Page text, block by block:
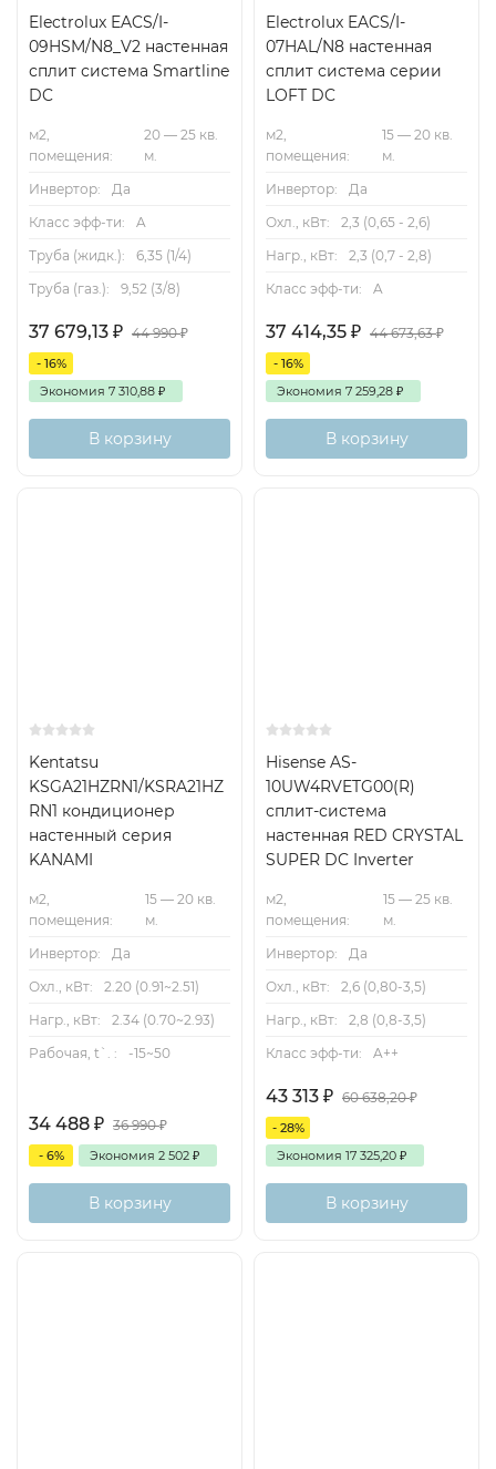
Electrolux EACS/I-
09HSM/N8_V2 настенная
сплит система Smartline
DC
м2,
помещения:
20 — 25 кв.
м.
Инвертор:
Да
Класс эфф-ти:
A
Труба (жидк.):
6,35 (1/4)
Труба (газ.):
9,52 (3/8)
37 679,13 ₽ 44 990₽
- 16%
Экономия 7 310,88 ₽
В корзину
Electrolux EACS/I-
07HAL/N8 настенная
сплит система серии
LOFT DC
м2,
помещения:
15 — 20 кв.
м.
Инвертор:
Да
Охл., кВт:
2,3 (0,65 - 2,6)
Нагр., кВт:
2,3 (0,7 - 2,8)
Класс эфф-ти:
A
37 414,35 ₽ 44 673,63₽
- 16%
Экономия 7 259,28 ₽
В корзину
Kentatsu
KSGA21HZRN1/KSRA21HZ
RN1 кондиционер
настенный серия
KANAMI
м2,
помещения:
15 — 20 кв.
м.
Инвертор:
Да
Охл., кВт:
2.20 (0.91~2.51)
Нагр., кВт:
2.34 (0.70~2.93)
Рабочая, t`. :
-15~50
34 488 ₽ 36 990₽
- 6% Экономия 2 502 ₽
В корзину
Hisense AS-
10UW4RVETG00(R)
сплит-система
настенная RED CRYSTAL
SUPER DC Inverter
м2,
помещения:
15 — 25 кв.
м.
Инвертор:
Да
Охл., кВт:
2,6 (0,80-3,5)
Нагр., кВт:
2,8 (0,8-3,5)
Класс эфф-ти:
A++
43 313 ₽ 60 638,20₽
- 28%
Экономия 17 325,20 ₽
В корзину